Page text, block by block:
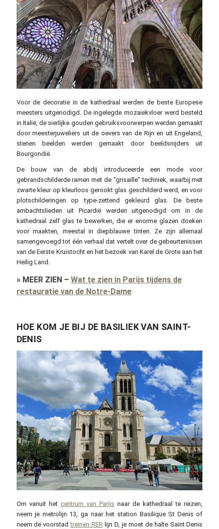
Voor de decoratie in de kathedraal werden de beste Europese
meesters uitgenodigd. De ingelegde mozaïekvloer werd besteld
in Italië, de sierlijke gouden gebruiksvoorwerpen werden gemaakt
door meesterjuweliers uit de oevers van de Rijn en uit Engeland,
stenen beelden werden gemaakt door beeldsnijders uit
Bourgondië.
De bouw van de abdij introduceerde een mode voor
gebrandschilderde ramen met de “grisaille” techniek, waarbij met
zwarte kleur op kleurloos gerookt glas geschilderd werd, en voor
plotschilderingen op type-zettend gekleurd glas. De beste
ambachtslieden uit Picardië werden uitgenodigd om in de
kathedraal zelf glas te bewerken, die er enorme glazen doeken
voor maakten, meestal in diepblauwe tinten. Ze zijn allemaal
samengevoegd tot één verhaal dat vertelt over de gebeurtenissen
van de Eerste Kruistocht en het bezoek van Karel de Grote aan het
Heilig Land.
» MEER ZIEN– Wat te zien in Parijs tijdens de
restauratie van de Notre-Dame
HOE KOM JE BIJ DE BASILIEK VAN SAINT-
DENIS
Om vanuit het centrum van Parijs naar de kathedraal te reizen,
neem je metrolijn 13, ga naar het station Basilique St Denis of
neem de voorstadtreinen RER lijn D, je moet de halte Saint Denis